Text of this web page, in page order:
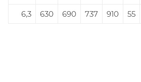
6,3
630 690 737 910 55